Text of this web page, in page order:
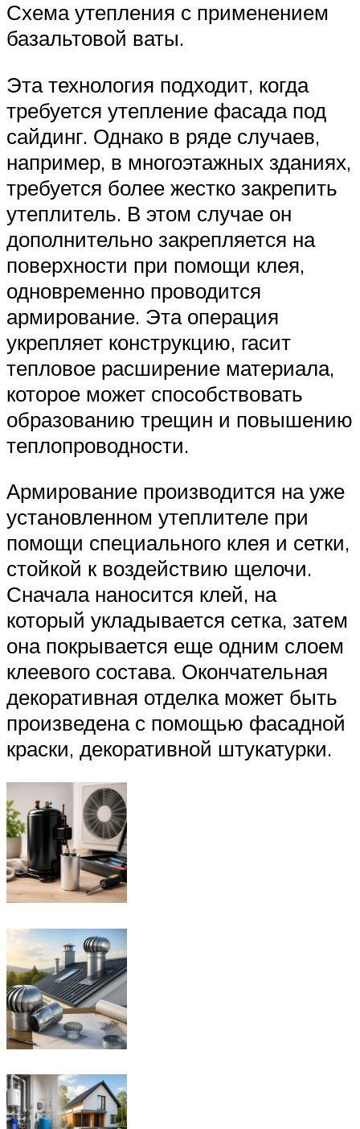
Схема утепления с применением
базальтовой ваты.
Эта технология подходит, когда
требуется утепление фасада под
сайдинг. Однако в ряде случаев,
например, в многоэтажных зданиях,
требуется более жестко закрепить
утеплитель. В этом случае он
дополнительно закрепляется на
поверхности при помощи клея,
одновременно проводится
армирование. Эта операция
укрепляет конструкцию, гасит
тепловое расширение материала,
которое может способствовать
образованию трещин и повышению
теплопроводности.
Армирование производится на уже
установленном утеплителе при
помощи специального клея и сетки,
стойкой к воздействию щелочи.
Сначала наносится клей, на
который укладывается сетка, затем
она покрывается еще одним слоем
клеевого состава. Окончательная
декоративная отделка может быть
произведена с помощью фасадной
краски, декоративной штукатурки.